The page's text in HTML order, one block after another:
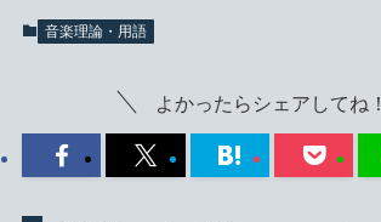
音楽理論・用語
よかったらシェアしてね！